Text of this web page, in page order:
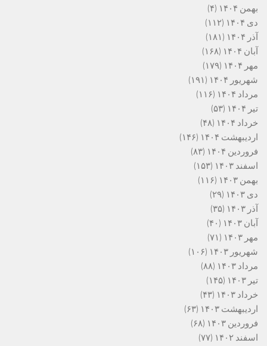
بهمن ۱۴۰۴
(۴)
دی ۱۴۰۴
(۱۱۲)
آذر ۱۴۰۴
(۱۸۱)
آبان ۱۴۰۴
(۱۶۸)
مهر ۱۴۰۴
(۱۷۹)
شهریور ۱۴۰۴
(۱۹۱)
مرداد ۱۴۰۴
(۱۱۶)
تیر ۱۴۰۴
(۵۳)
خرداد ۱۴۰۴
(۴۸)
اردیبهشت ۱۴۰۴
(۱۴۶)
فروردین ۱۴۰۴
(۸۳)
اسفند ۱۴۰۳
(۱۵۳)
بهمن ۱۴۰۳
(۱۱۶)
دی ۱۴۰۳
(۲۹)
آذر ۱۴۰۳
(۳۵)
آبان ۱۴۰۳
(۴۰)
مهر ۱۴۰۳
(۷۱)
شهریور ۱۴۰۳
(۱۰۶)
مرداد ۱۴۰۳
(۸۸)
تیر ۱۴۰۳
(۱۴۵)
خرداد ۱۴۰۳
(۴۳)
اردیبهشت ۱۴۰۳
(۶۳)
فروردین ۱۴۰۳
(۶۸)
اسفند ۱۴۰۲
(۷۷)